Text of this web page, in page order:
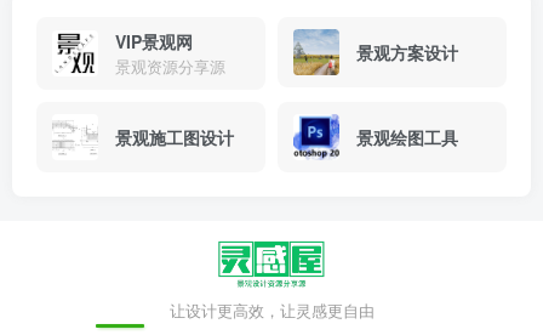
VIP景观网
景观资源分享源
景观方案设计
景观施工图设计 景观绘图工具
让设计更高效，让灵感更自由